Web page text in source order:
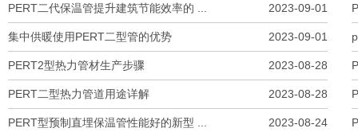
PERT二代保温管提升建筑节能效率的 ... 2023-09-01
集中供暖使用PERT二型管的优势 2023-09-01
PERT2型热力管材生产步骤 2023-08-28
PERT二型热力管道用途详解 2023-08-28
PERT型预制直埋保温管性能好的新型 ... 2023-08-24